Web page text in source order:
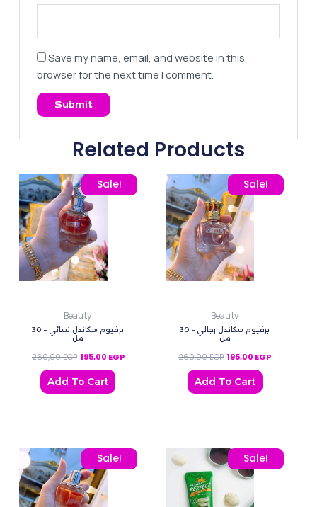
Save my name, email, and website in this
browser for the next time I comment.
Related Products
Sale!
Beauty
برفيوم سكاندل نسائي – 30
مل
260,00EGP
Original price was: 260,00 EGP.
195,00 EGP
Current price is: 195,00 EGP.
Add To Cart
Sale!
Beauty
برفيوم سكاندل رجالي – 30
مل
260,00EGP
Original price was:
195,00 EGP
Current
Add To Cart
Sale!
Original price was: 260,00 EGP.
Current price is: 195,00 EGP. Sale!
Original price was:Current